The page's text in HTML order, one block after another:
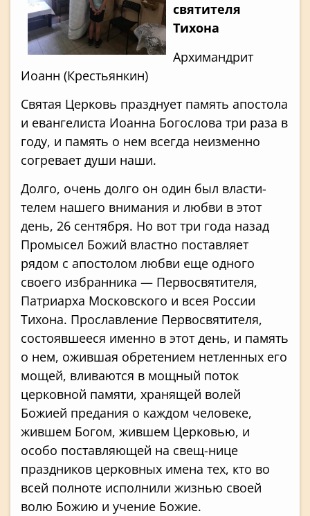
святителя
Тихона
Архимандрит
Иоанн (Крестьянкин)
Святая Церковь празднует память апо­стола
и евангелиста Иоанна Богослова три раза в
году, и память о нем всегда неиз­менно
согревает души наши.
Долго, очень долго он один был власти­
телем нашего внимания и любви в этот
день, 26 сентября. Но вот три года назад
Про­мысел Божий властно поставляет
рядом с апостолом любви еще одного
своего из­бранника — Первосвятителя,
Патриарха Московского и всея России
Тихона. Про­славление Первосвятителя,
состоявшееся именно в этот день, и память
о нем, ожив­шая обретением нетленных его
мощей, вли­ваются в мощный поток
церковной памя­ти, хранящей волей
Божией предания о каждом человеке,
жившем Богом, жившем Церковью, и
особо поставляющей на свещ-нице
праздников церковных имена тех, кто во
всей полноте исполнили жизнью своей
волю Божию и учение Божие.